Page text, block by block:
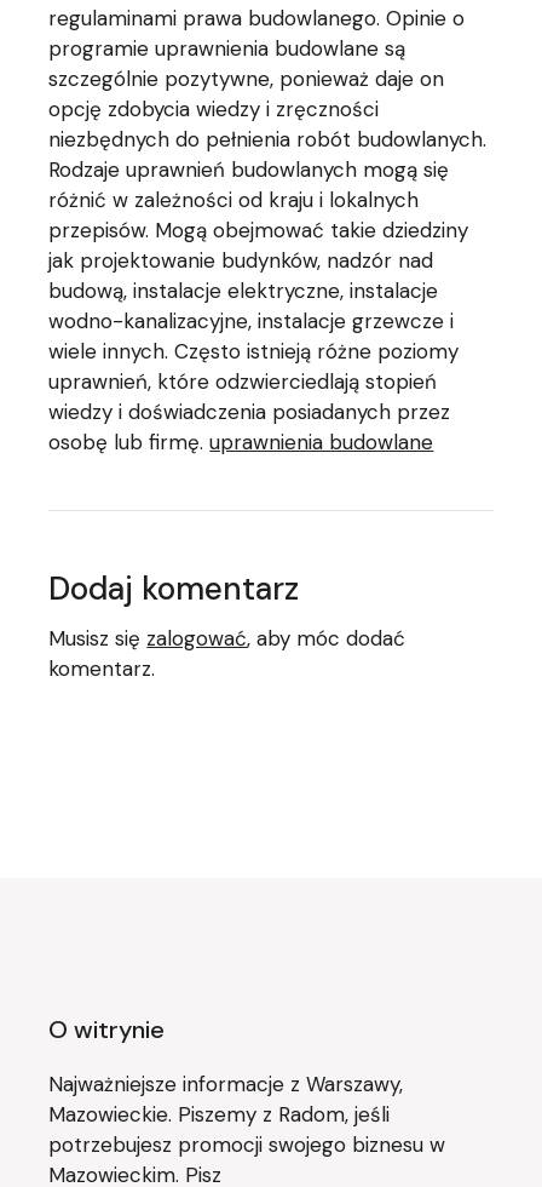
regulaminami prawa budowlanego. Opinie o
programie uprawnienia budowlane są
szczególnie pozytywne, ponieważ daje on
opcję zdobycia wiedzy i zręczności
niezbędnych do pełnienia robót budowlanych.
Rodzaje uprawnień budowlanych mogą się
różnić w zależności od kraju i lokalnych
przepisów. Mogą obejmować takie dziedziny
jak projektowanie budynków, nadzór nad
budową, instalacje elektryczne, instalacje
wodno-kanalizacyjne, instalacje grzewcze i
wiele innych. Często istnieją różne poziomy
uprawnień, które odzwierciedlają stopień
wiedzy i doświadczenia posiadanych przez
osobę lub firmę.uprawnienia budowlane
Dodaj komentarz
Musisz się zalogować, aby móc dodać
komentarz.
O witrynie
Najważniejsze informacje z Warszawy,
Mazowieckie. Piszemy z Radom, jeśli
potrzebujesz promocji swojego biznesu w
Mazowieckim. Pisz